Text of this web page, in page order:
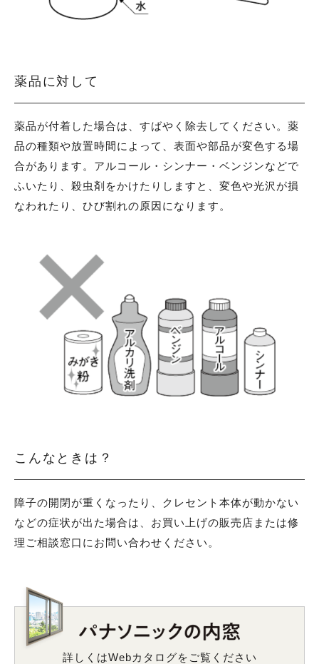
薬品に対して
薬品が付着した場合は、すばやく除去してください。 薬
品の種類や放置時間によって、表面や部品が変色する場
合があります。アルコール・シンナー・ベンジンなどで
ふいたり、殺虫剤をかけたりしますと、変色や光沢が損
なわれたり、ひび割れの原因になります。
こんなときは？
障子の開閉が重くなったり、クレセント本体が動かない
などの症状が出た場合は、 お買い上げの販売店または修
理ご相談窓口にお問い合わせください。
詳しくはWebカタログをご覧ください